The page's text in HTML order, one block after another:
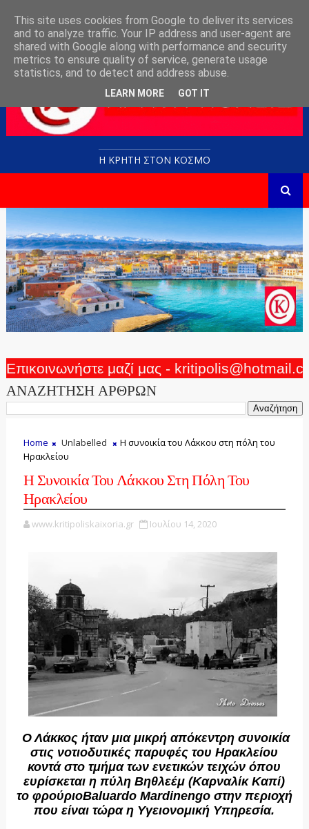
Η ΚΡΗΤΗ ΣΤΟN KOΣΜΟ
Επικοινωνήστε μαζί μας -
ΑΝΑΖΗΤΗΣΗ ΑΡΘΡΩΝ
Home Unlabelled
Η συνοικία του Λάκκου στη πόλη του
Ηρακλείου
Η Συνοικία Του Λάκκου Στη Πόλη Του
Ηρακλείου
www.kritipoliskaixoria.gr Ιουλίου 14, 2020
Ο Λάκκος ήταν μια μικρή απόκεντρη συνοικία
στις νοτιοδυτικές παρυφές του Ηρακλείου
κοντά στο τμήμα των ενετικών τειχών όπου
ευρίσκεται η πύλη Βηθλεέμ (Καρναλίκ Καπί)
το φρούριοBaluardo Mardinengo στην περιοχή
που είναι τώρα η Yγειονομική Yπηρεσία.
This site uses cookies from Google to deliver its services
and to analyze traffic. Your IP address and user-agent are
shared with Google along with performance and security
metrics to ensure quality of service, generate usage
statistics, and to detect and address abuse.
LEARN MORE GOT IT